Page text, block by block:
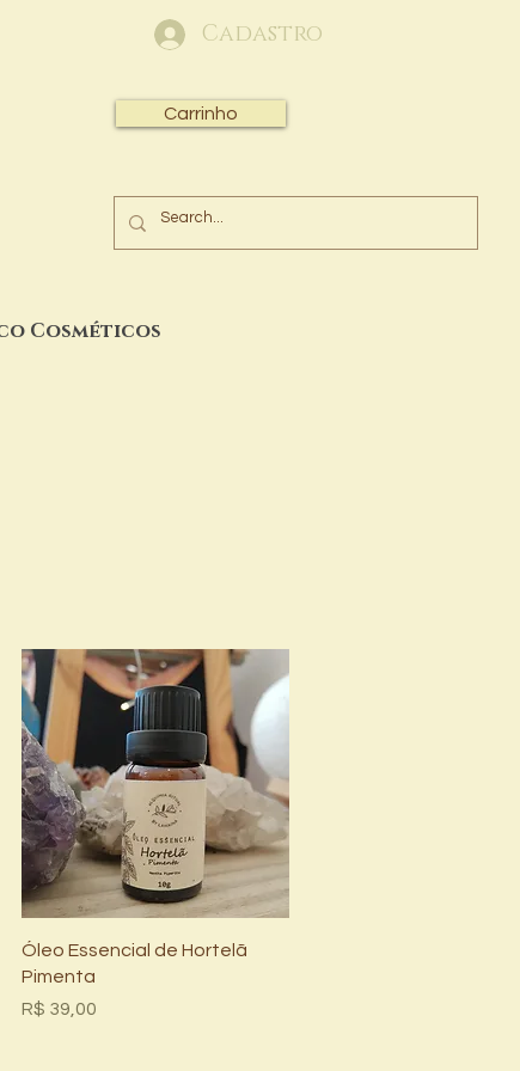
Cadastro
Carrinho
Cosméticos
Visualização rápida
Óleo Essencial de Hortelã
Pimenta
Preço
R$ 39,00